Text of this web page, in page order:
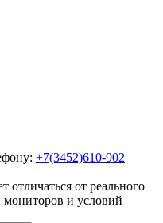
+7(3452)610-902
отличаться от реального
мониторов и условий